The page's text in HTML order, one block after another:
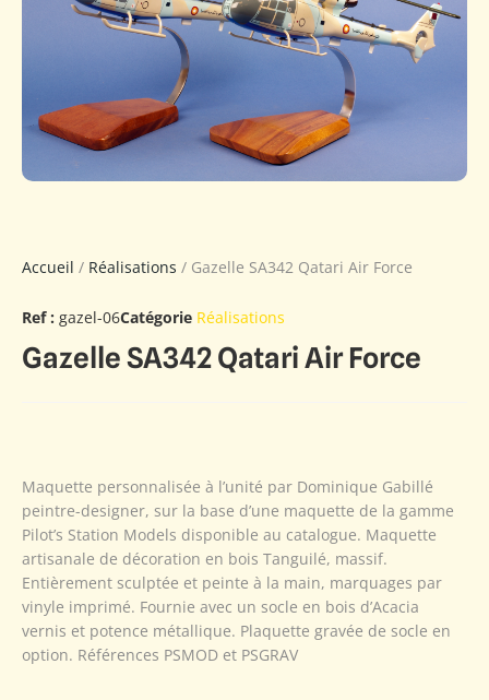
Accueil / Réalisations / Gazelle SA342 Qatari Air Force
Ref : gazel-06Catégorie Réalisations
Gazelle SA342 Qatari Air Force
Maquette personnalisée à l’unité par Dominique Gabillé
peintre-designer, sur la base d’une maquette de la gamme
Pilot’s Station Models disponible au catalogue. Maquette
artisanale de décoration en bois Tanguilé, massif.
Entièrement sculptée et peinte à la main, marquages par
vinyle imprimé. Fournie avec un socle en bois d’Acacia
vernis et potence métallique. Plaquette gravée de socle en
option. Références PSMOD et PSGRAV